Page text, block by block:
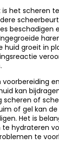
is het scheren
beschadigen
huid groeit in
voorbereiding
kan
scheren of
of gel kan
Het is
te hydrateren
te